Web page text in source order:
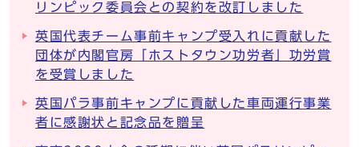
リンピック委員会との契約を改訂しました
英国代表チーム事前キャンプ受入れに貢献した
団体が内閣官房「ホストタウン功労者」功労賞
を受賞しました
英国パラ事前キャンプに貢献した車両運行事業
者に感謝状と記念品を贈呈